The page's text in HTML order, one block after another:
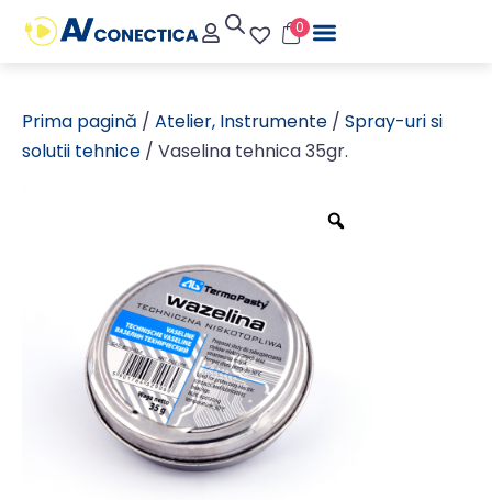
0
Prima pagină / Atelier, Instrumente / Spray-uri si
solutii tehnice / Vaselina tehnica 35gr.